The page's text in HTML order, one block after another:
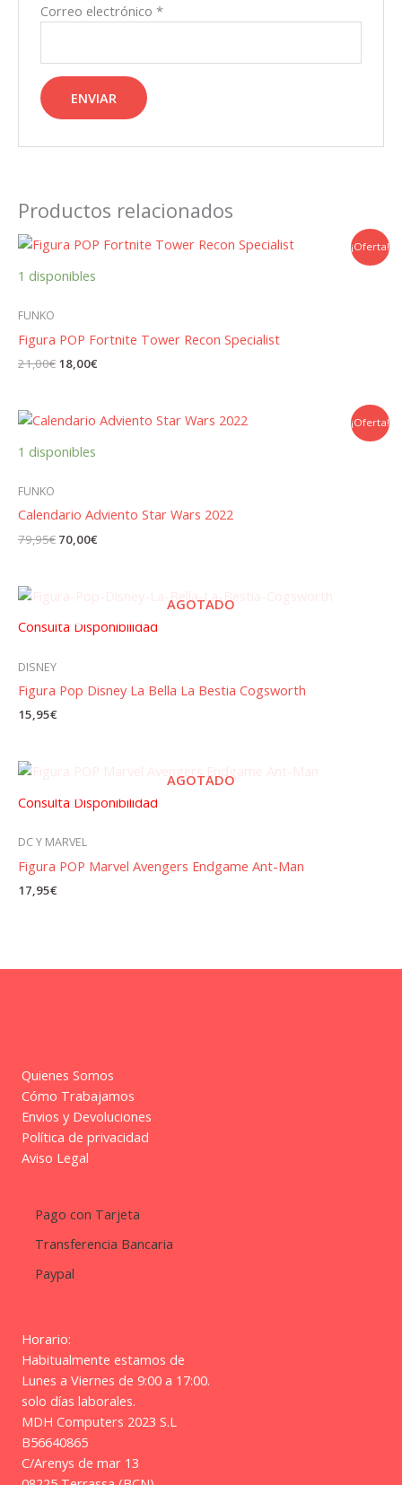
Correo electrónico*
Productos relacionados
¡Oferta!
1 disponibles
FUNKO
Figura POP Fortnite Tower Recon Specialist
21,00€ El
21,00€.
18,00€
18,00€.
¡Oferta!
1 disponibles
FUNKO
Calendario Adviento Star Wars 2022
79,95€ El
70,00€
AGOTADO
Consulta Disponibilidad
DISNEY
Figura Pop Disney La Bella La Bestia Cogsworth
15,95€
AGOTADO
Consulta Disponibilidad
DC Y MARVEL
Figura POP Marvel Avengers Endgame Ant-Man
17,95€
Quienes Somos
Cómo Trabajamos
Envios y Devoluciones
Política de privacidad
Aviso Legal
Pago con Tarjeta
Transferencia Bancaria
Paypal
Horario:
Habitualmente estamos de
Lunes a Viernes de 9:00 a 17:00.
solo días laborales.
MDH Computers 2023 S.L
B56640865
C/Arenys de mar 13